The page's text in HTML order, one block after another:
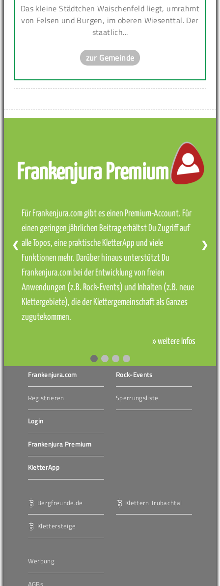
Das kleine Städtchen Waischenfeld liegt, umrahmt
von Felsen und Burgen, im oberen Wiesenttal. Der
staatlich...
zur Gemeinde
Frankenjura Premium
Für Frankenjura.com gibt es einen Premium-Account. Für
einen geringen jährlichen Beitrag erhältst Du Zugriff auf
alle Topos, eine praktische KletterApp und viele
Funktionen mehr. Darüber hinaus unterstützt Du
Frankenjura.com bei der Entwicklung von freien
Anwendungen (z.B. Rock-Events) und Inhalten (z.B. neue
Klettergebiete), die der Klettergemeinschaft als Ganzes
zugutekommen.
» weitere Infos
❮ ❯
Frankenjura.com
Registrieren
Login
Frankenjura Premium
KletterApp
Rock-Events
Sperrungsliste
Bergfreunde.de
Klettersteige
Klettern Trubachtal
Werbung
AGBs